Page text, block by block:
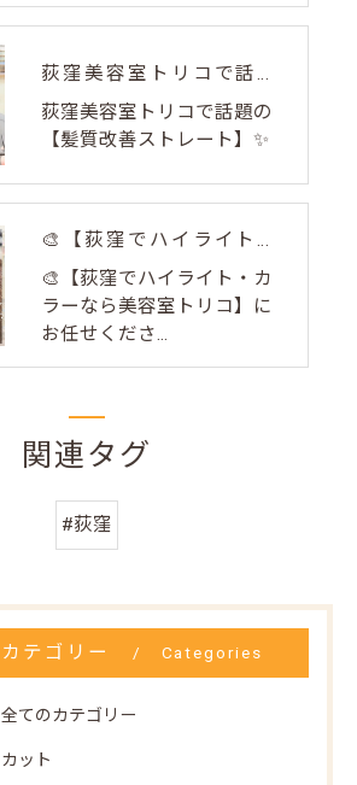
荻窪美容室トリコで話題の【髪質改善ストレート】✨
荻窪美容室トリコで話題の
【髪質改善ストレート】✨
🎨【荻窪でハイライト・カラーなら美容室トリコ】にお任せくださ...
🎨【荻窪でハイライト・カ
ラーなら美容室トリコ】に
お任せくださ...
関連タグ
#荻窪
カテゴリー Categories
全てのカテゴリー
カット